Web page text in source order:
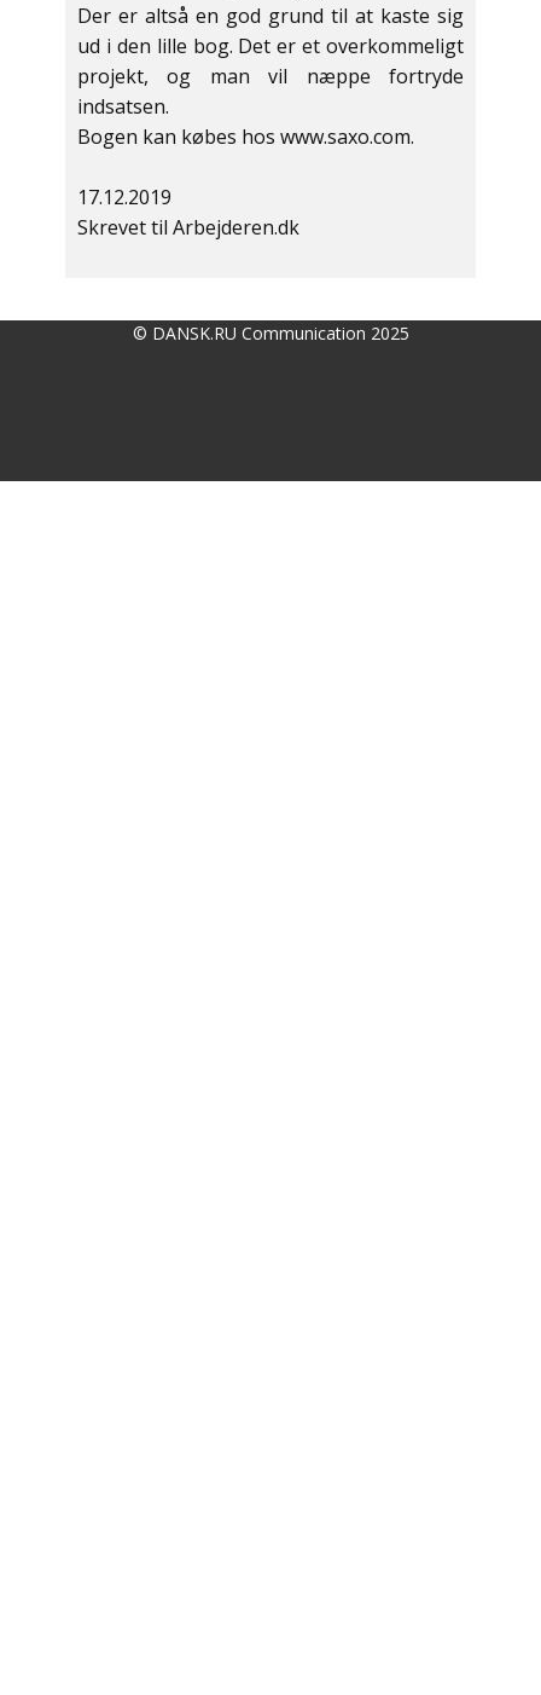
Der er altså en god grund til at kaste sig
ud i den lille bog. Det er et overkommeligt
projekt, og man vil næppe fortryde
indsatsen.
Bogen kan købes hos www.saxo.com.
17.12.2019
Skrevet til Arbejderen.dk
© DANSK.RU Communication 2025